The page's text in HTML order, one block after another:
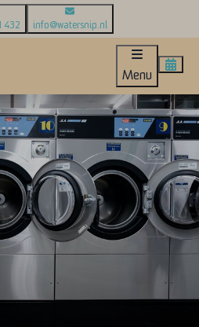
432 info@watersnip.nl
Menu